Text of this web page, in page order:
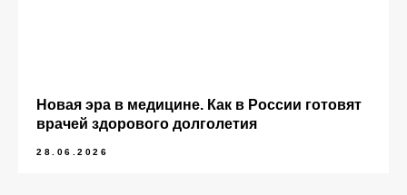
Новая эра в медицине. Как в России готовят
врачей здорового долголетия
28.06.2026